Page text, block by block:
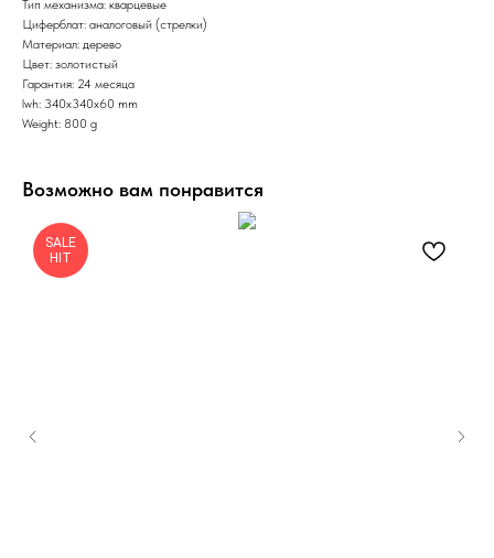
Тип механизма: кварцевые
Циферблат: аналоговый (стрелки)
Материал: дерево
Цвет: золотистый
Гарантия: 24 месяца
lwh: 340x340x60 mm
Weight: 800 g
Возможно вам понравится
SALE
HIT